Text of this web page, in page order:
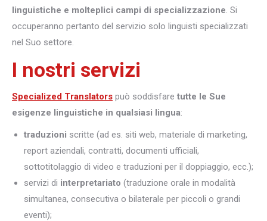
linguistiche e molteplici campi di specializzazione. Si
occuperanno pertanto del servizio solo linguisti specializzati
nel Suo settore.
I nostri servizi
Specialized Translators può soddisfare tutte le Sue
esigenze linguistiche in qualsiasi lingua:
traduzioni scritte (ad es. siti web, materiale di marketing,
report aziendali, contratti, documenti ufficiali,
sottotitolaggio di video e traduzioni per il doppiaggio, ecc.);
servizi di interpretariato (traduzione orale in modalità
simultanea, consecutiva o bilaterale per piccoli o grandi
eventi);